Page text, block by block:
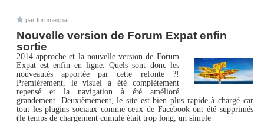
par forumexpat
Nouvelle version de Forum Expat enfin
sortie
2014 approche et la nouvelle version de Forum
Expat est enfin en ligne. Quels sont donc les
nouveautés apportée par cette refonte ?!
Premièrement, le visuel à été complètement
repensé et la navigation à été amélioré
grandement. Deuxièmement, le site est bien plus rapide à chargé car
tout les plugins sociaux comme ceux de Facebook ont été supprimés
(le temps de chargement cumulé était trop long, un simple